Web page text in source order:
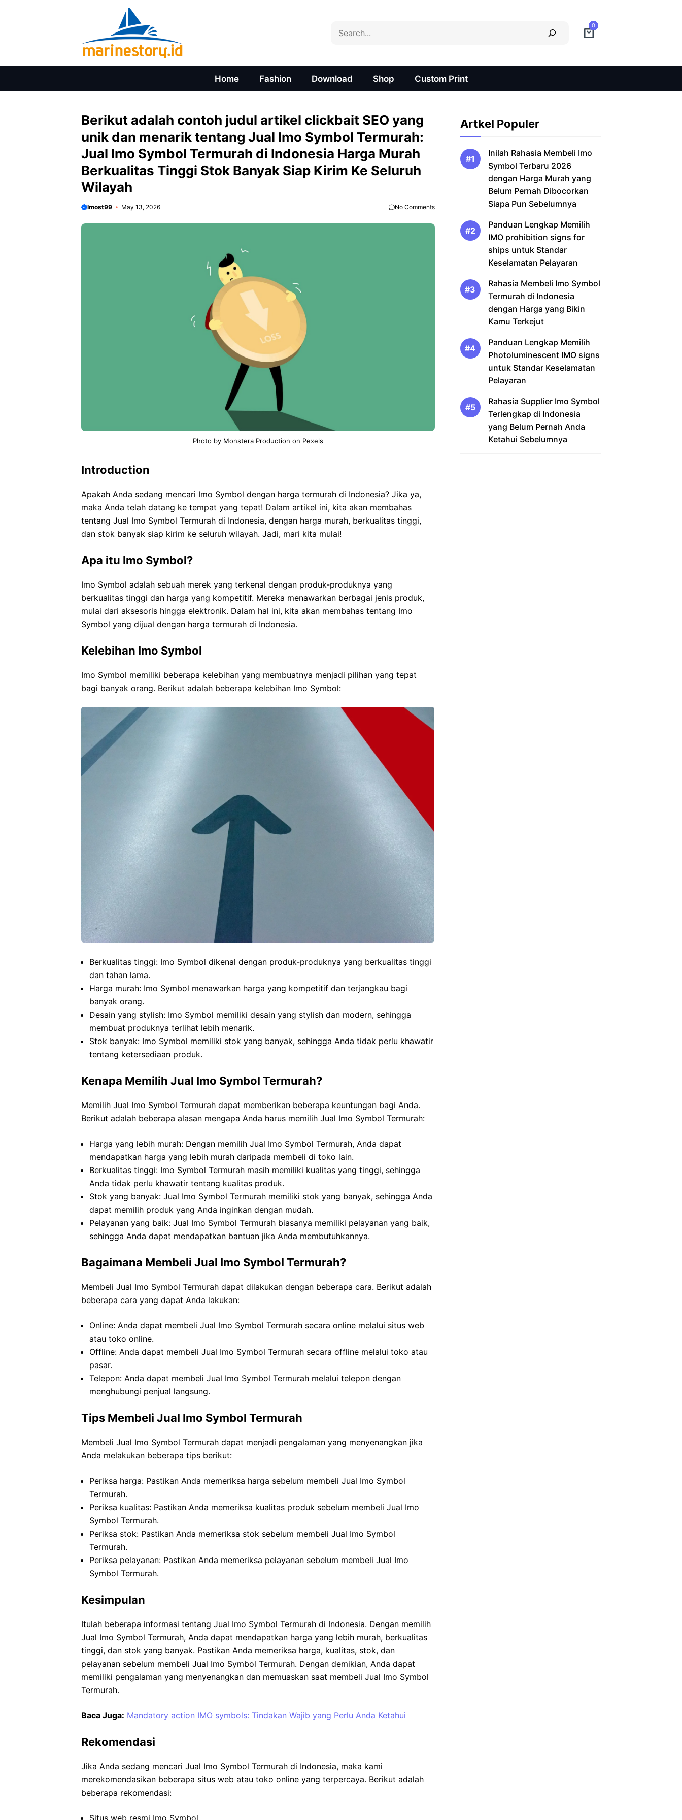
0
Home Fashion Download Shop Custom Print
Berikut adalah contoh judul artikel clickbait SEO yang
unik dan menarik tentang Jual Imo Symbol Termurah:
Jual Imo Symbol Termurah di Indonesia Harga Murah
Berkualitas Tinggi Stok Banyak Siap Kirim Ke Seluruh
Wilayah
Imost99 May 13, 2026 No Comments
Photo by Monstera Production on Pexels
Introduction
Apakah Anda sedang mencari Imo Symbol dengan harga termurah di Indonesia? Jika ya,
maka Anda telah datang ke tempat yang tepat! Dalam artikel ini, kita akan membahas
tentang Jual Imo Symbol Termurah di Indonesia, dengan harga murah, berkualitas tinggi,
dan stok banyak siap kirim ke seluruh wilayah. Jadi, mari kita mulai!
Apa itu Imo Symbol?
Imo Symbol adalah sebuah merek yang terkenal dengan produk-produknya yang
berkualitas tinggi dan harga yang kompetitif. Mereka menawarkan berbagai jenis produk,
mulai dari aksesoris hingga elektronik. Dalam hal ini, kita akan membahas tentang Imo
Symbol yang dijual dengan harga termurah di Indonesia.
Kelebihan Imo Symbol
Imo Symbol memiliki beberapa kelebihan yang membuatnya menjadi pilihan yang tepat
bagi banyak orang. Berikut adalah beberapa kelebihan Imo Symbol:
Berkualitas tinggi: Imo Symbol dikenal dengan produk-produknya yang berkualitas tinggi
dan tahan lama.
Harga murah: Imo Symbol menawarkan harga yang kompetitif dan terjangkau bagi
banyak orang.
Desain yang stylish: Imo Symbol memiliki desain yang stylish dan modern, sehingga
membuat produknya terlihat lebih menarik.
Stok banyak: Imo Symbol memiliki stok yang banyak, sehingga Anda tidak perlu khawatir
tentang ketersediaan produk.
Kenapa Memilih Jual Imo Symbol Termurah?
Memilih Jual Imo Symbol Termurah dapat memberikan beberapa keuntungan bagi Anda.
Berikut adalah beberapa alasan mengapa Anda harus memilih Jual Imo Symbol Termurah:
Harga yang lebih murah: Dengan memilih Jual Imo Symbol Termurah, Anda dapat
mendapatkan harga yang lebih murah daripada membeli di toko lain.
Berkualitas tinggi: Imo Symbol Termurah masih memiliki kualitas yang tinggi, sehingga
Anda tidak perlu khawatir tentang kualitas produk.
Stok yang banyak: Jual Imo Symbol Termurah memiliki stok yang banyak, sehingga Anda
dapat memilih produk yang Anda inginkan dengan mudah.
Pelayanan yang baik: Jual Imo Symbol Termurah biasanya memiliki pelayanan yang baik,
sehingga Anda dapat mendapatkan bantuan jika Anda membutuhkannya.
Bagaimana Membeli Jual Imo Symbol Termurah?
Membeli Jual Imo Symbol Termurah dapat dilakukan dengan beberapa cara. Berikut adalah
beberapa cara yang dapat Anda lakukan:
Online: Anda dapat membeli Jual Imo Symbol Termurah secara online melalui situs web
atau toko online.
Offline: Anda dapat membeli Jual Imo Symbol Termurah secara offline melalui toko atau
pasar.
Telepon: Anda dapat membeli Jual Imo Symbol Termurah melalui telepon dengan
menghubungi penjual langsung.
Tips Membeli Jual Imo Symbol Termurah
Membeli Jual Imo Symbol Termurah dapat menjadi pengalaman yang menyenangkan jika
Anda melakukan beberapa tips berikut:
Periksa harga: Pastikan Anda memeriksa harga sebelum membeli Jual Imo Symbol
Termurah.
Periksa kualitas: Pastikan Anda memeriksa kualitas produk sebelum membeli Jual Imo
Symbol Termurah.
Periksa stok: Pastikan Anda memeriksa stok sebelum membeli Jual Imo Symbol
Termurah.
Periksa pelayanan: Pastikan Anda memeriksa pelayanan sebelum membeli Jual Imo
Symbol Termurah.
Kesimpulan
Itulah beberapa informasi tentang Jual Imo Symbol Termurah di Indonesia. Dengan memilih
Jual Imo Symbol Termurah, Anda dapat mendapatkan harga yang lebih murah, berkualitas
tinggi, dan stok yang banyak. Pastikan Anda memeriksa harga, kualitas, stok, dan
pelayanan sebelum membeli Jual Imo Symbol Termurah. Dengan demikian, Anda dapat
memiliki pengalaman yang menyenangkan dan memuaskan saat membeli Jual Imo Symbol
Termurah.
Baca Juga: Mandatory action IMO symbols: Tindakan Wajib yang Perlu Anda Ketahui
Rekomendasi
Jika Anda sedang mencari Jual Imo Symbol Termurah di Indonesia, maka kami
merekomendasikan beberapa situs web atau toko online yang terpercaya. Berikut adalah
beberapa rekomendasi:
Situs web resmi Imo Symbol
Artkel Populer
Inilah Rahasia Membeli Imo
Symbol Terbaru 2026
dengan Harga Murah yang
Belum Pernah Dibocorkan
Siapa Pun Sebelumnya
Panduan Lengkap Memilih
IMO prohibition signs for
ships untuk Standar
Keselamatan Pelayaran
Rahasia Membeli Imo Symbol
Termurah di Indonesia
dengan Harga yang Bikin
Kamu Terkejut
Panduan Lengkap Memilih
Photoluminescent IMO signs
untuk Standar Keselamatan
Pelayaran
Rahasia Supplier Imo Symbol
Terlengkap di Indonesia
yang Belum Pernah Anda
Ketahui Sebelumnya